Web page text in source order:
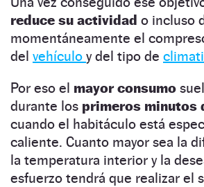
reduce su actividad o incluso
momentáneamente el
del vehículo y del tipo de
Por eso el mayor consumo
durante los primeros minutos
cuando el habitáculo está
caliente. Cuanto mayor sea la
la temperatura interior y la
esfuerzo tendrá que realizar el